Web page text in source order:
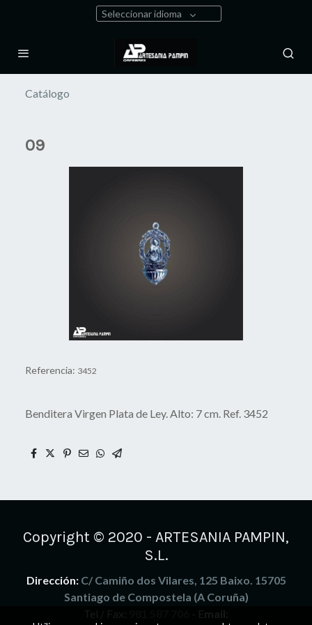
Seleccionar idioma
Catálogo
09
Referencia: 3452
Benditera Virgen Plata de Ley. Alto: 7 cm. Ref. 3452
Copyright © 2020 - ARTESANIA PAMPIN,
S.L.
Dirección: C/ Camiño dos Vilares, 125 Baixo. 15705
Santiago de Compostela (A Coruña)